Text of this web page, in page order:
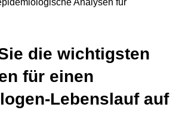
Analysen für
die wichtigsten
für einen
Lebenslauf auf